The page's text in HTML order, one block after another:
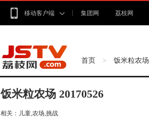
移动客户端 集团网 荔枝网
首页 > 饭米粒农场
饭米粒农场 20170526
相关： 儿童,农场,挑战